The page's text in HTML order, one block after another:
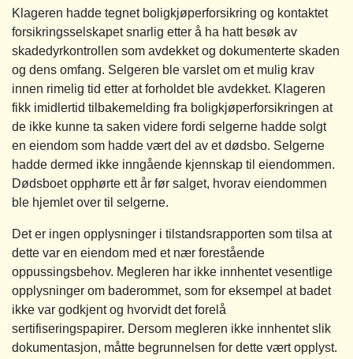
Klageren hadde tegnet boligkjøperforsikring og kontaktet
forsikringsselskapet snarlig etter å ha hatt besøk av
skadedyrkontrollen som avdekket og dokumenterte skaden
og dens omfang. Selgeren ble varslet om et mulig krav
innen rimelig tid etter at forholdet ble avdekket. Klageren
fikk imidlertid tilbakemelding fra boligkjøperforsikringen at
de ikke kunne ta saken videre fordi selgerne hadde solgt
en eiendom som hadde vært del av et dødsbo. Selgerne
hadde dermed ikke inngående kjennskap til eiendommen.
Dødsboet opphørte ett år før salget, hvorav eiendommen
ble hjemlet over til selgerne.
Det er ingen opplysninger i tilstandsrapporten som tilsa at
dette var en eiendom med et nær forestående
oppussingsbehov. Megleren har ikke innhentet vesentlige
opplysninger om baderommet, som for eksempel at badet
ikke var godkjent og hvorvidt det forelå
sertifiseringspapirer. Dersom megleren ikke innhentet slik
dokumentasjon, måtte begrunnelsen for dette vært opplyst.